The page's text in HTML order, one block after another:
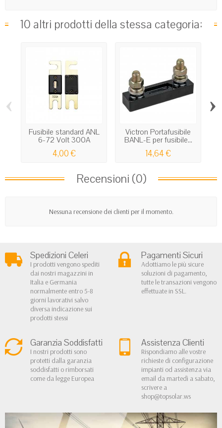
10 altri prodotti della stessa categoria:
Fusibile standard ANL
6-72 Volt 300A
4,00 €
Victron Portafusibile
BANL-E per fusibile...
14,64 €
‹ ›
Recensioni (0)
Nessuna recensione dei clienti per il momento.
Spedizioni Celeri
I prodotti vengono spediti
dai nostri magazzini in
Italia e Germania
normalmente entro 5-8
giorni lavorativi salvo
diversa indicazione sui
prodotti stessi
Pagamenti Sicuri
Adottiamo le più sicure
soluzioni di pagamento,
tutte le transazioni vengono
effettuate in SSL.
Garanzia Soddisfatti
I nostri prodotti sono
protetti dalla garanzia
soddisfatti o rimborsati
come da legge Europea
Assistenza Clienti
Rispondiamo alle vostre
richieste di configurazione
impianti od assistenza via
email da martedì a sabato,
scrivere a
shop@topsolar.ws